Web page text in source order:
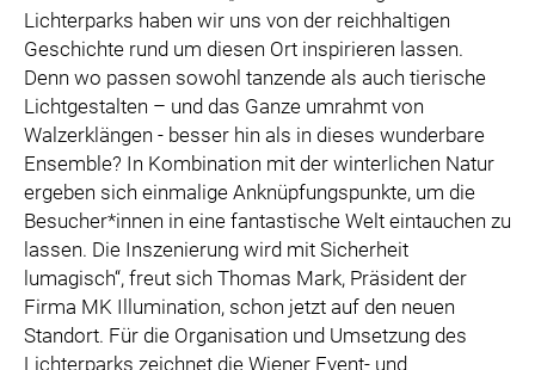
Lichterparks haben wir uns von der reichhaltigen
Geschichte rund um diesen Ort inspirieren lassen.
Denn wo passen sowohl tanzende als auch tierische
Lichtgestalten – und das Ganze umrahmt von
Walzerklängen - besser hin als in dieses wunderbare
Ensemble? In Kombination mit der winterlichen Natur
ergeben sich einmalige Anknüpfungspunkte, um die
Besucher*innen in eine fantastische Welt eintauchen zu
lassen. Die Inszenierung wird mit Sicherheit
lumagisch“, freut sich Thomas Mark, Präsident der
Firma MK Illumination, schon jetzt auf den neuen
Standort. Für die Organisation und Umsetzung des
Lichterparks zeichnet die Wiener Event- und